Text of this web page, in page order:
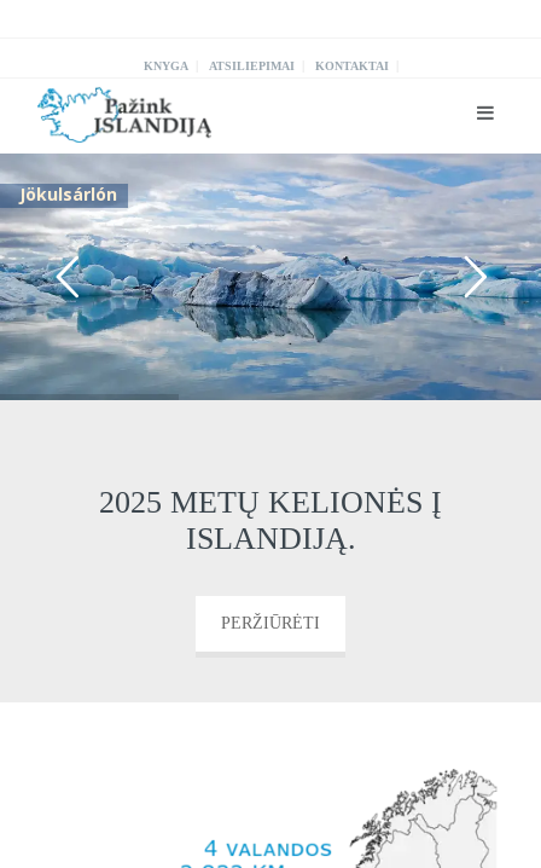
KNYGA ATSILIEPIMAI KONTAKTAI
Jökulsárlón
2025 METŲ KELIONĖS Į
ISLANDIJĄ.
PERŽIŪRĖTI